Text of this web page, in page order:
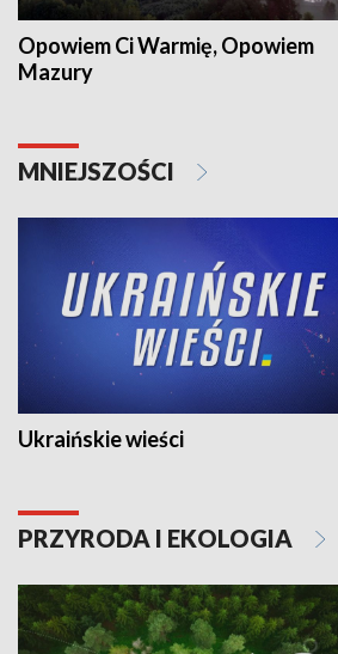
Opowiem Ci Warmię, Opowiem
Mazury
MNIEJSZOŚCI
Ukraińskie wieści
PRZYRODA I EKOLOGIA